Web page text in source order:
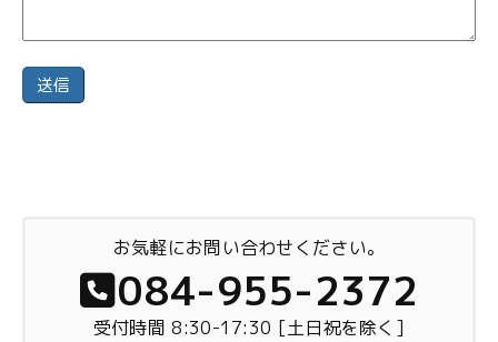
お気軽にお問い合わせください。
084-955-2372
受付時間 8:30-17:30 [土日祝を除く]